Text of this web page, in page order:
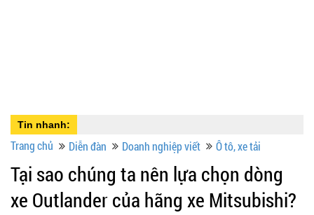
Tin nhanh:
Trang chủ Diễn đàn Doanh nghiệp viết Ô tô, xe tải
Tại sao chúng ta nên lựa chọn dòng
xe Outlander của hãng xe Mitsubishi?